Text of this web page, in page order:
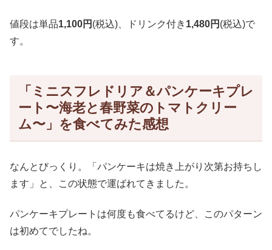
値段は単品1,100円 (税込)、ドリンク付き 1,480円 (税込)で
す。
「ミニスフレドリア＆パンケーキプレ
ート〜海老と春野菜のトマトクリー
ム〜」を食べてみた感想
なんとびっくり。「パンケーキは焼き上がり次第お持ちし
ます」と、この状態で運ばれてきました。
パンケーキプレートは何度も食べてるけど、このパターン
は初めてでしたね。